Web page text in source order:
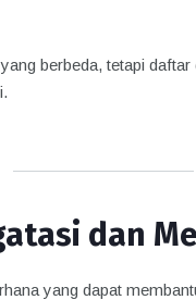
berbeda, tetapi daftar
dan
yang dapat